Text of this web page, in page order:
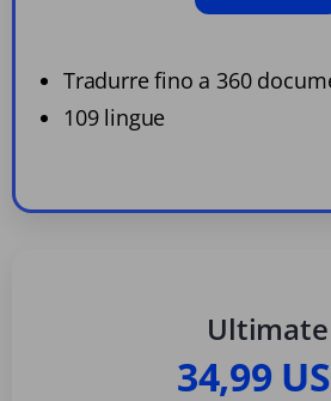
Tradurre fino a 360
109 lingue
Ultimate
34,99